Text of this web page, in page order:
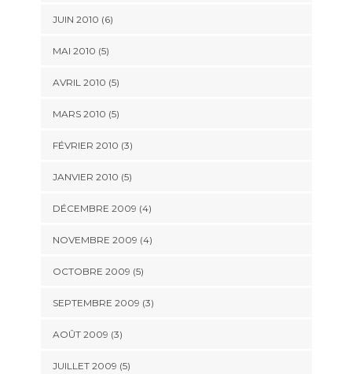
JUIN 2010 (6)
MAI 2010 (5)
AVRIL 2010 (5)
MARS 2010 (5)
FÉVRIER 2010 (3)
JANVIER 2010 (5)
DÉCEMBRE 2009 (4)
NOVEMBRE 2009 (4)
OCTOBRE 2009 (5)
SEPTEMBRE 2009 (3)
AOÛT 2009 (3)
JUILLET 2009 (5)